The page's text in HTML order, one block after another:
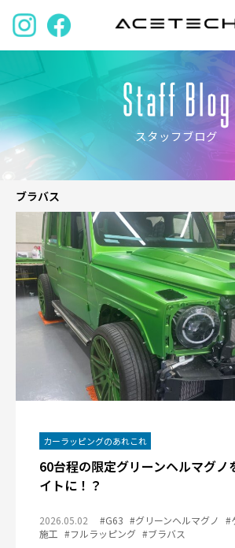
スタッフブログ
ブラバス
カーラッピングのあれこれ
60台程の限定グリーンヘルマグノ
イトに！？
2026.05.02 #G63 #グリーンヘルマグノ #
施工 #フルラッピング #ブラバス